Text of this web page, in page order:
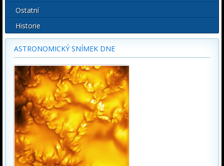
Ostatní
Historie
ASTRONOMICKÝ SNÍMEK DNE